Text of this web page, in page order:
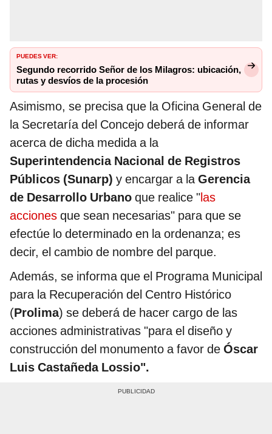
PUEDES VER:
Segundo recorrido Señor de los Milagros: ubicación,
rutas y desvíos de la procesión
Asimismo, se precisa que la Oficina General de
la Secretaría del Concejo deberá de informar
acerca de dicha medida a la
Superintendencia Nacional de Registros
Públicos (Sunarp) y encargar a laGerencia
de Desarrollo Urbano que realice "las
acciones que sean necesarias" para que se
efectúe lo determinado en la ordenanza; es
decir, el cambio de nombre del parque.
Además, se informa que el Programa Municipal
para la Recuperación del Centro Histórico
(Prolima) se deberá de hacer cargo de las
acciones administrativas "para el diseño y
construcción del monumento a favor de Óscar
Luis Castañeda Lossio".